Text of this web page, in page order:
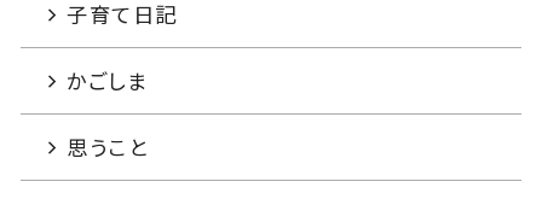
子育て日記
かごしま
思うこと